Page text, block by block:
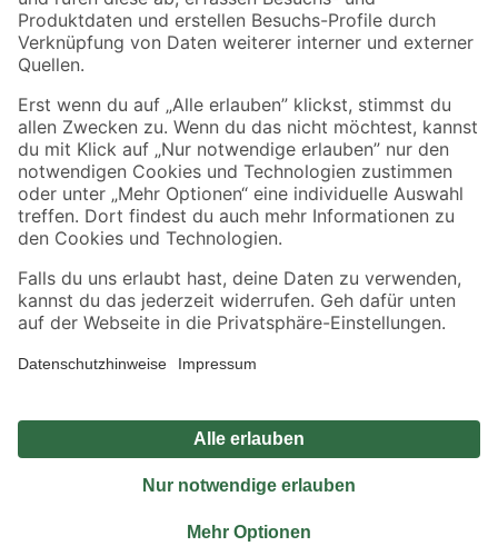
Sicher einkaufen
Jetzt die toom-App herunterladen
Alle Preisangaben in EUR inkl. gesetzl. MwSt.. Die dargestellten Angebote sind unter
Umständen nicht in allen Märkten verfügbar. Die angegebenen Verfügbarkeiten beziehen
Produkte nur solange der Vorrat reicht.
*Paketversand ab 59 € versandkostenfrei, gilt nicht für Artikel mit Speditionsversand, hier
Privatsphäre Impressum
Nutzungsbedingungen
Widerrufsrecht
Vertrag widerrufen
© 2026 toom Baumarkt GmbH